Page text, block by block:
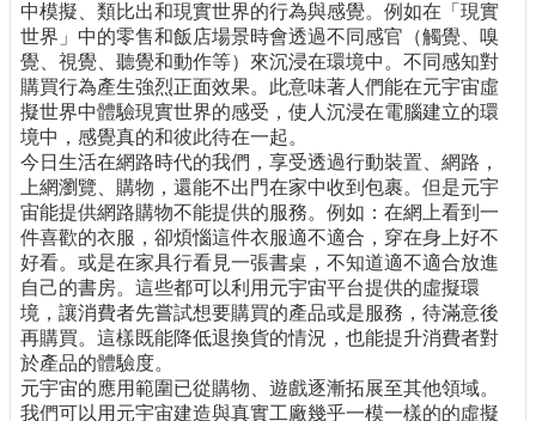
中模擬、類比出和現實世界的行為與感覺。例如在「現實
世界」中的零售和飯店場景時會透過不同感官（觸覺、嗅
覺、視覺、聽覺和動作等）來沉浸在環境中。不同感知對
購買行為產生強烈正面效果。此意味著人們能在元宇宙虛
擬世界中體驗現實世界的感受，使人沉浸在電腦建立的環
境中，感覺真的和彼此待在一起。
今日生活在網路時代的我們，享受透過行動裝置、網路，
上網瀏覽、購物，還能不出門在家中收到包裹。但是元宇
宙能提供網路購物不能提供的服務。例如：在網上看到一
件喜歡的衣服，卻煩惱這件衣服適不適合，穿在身上好不
好看。或是在家具行看見一張書桌，不知道適不適合放進
自己的書房。這些都可以利用元宇宙平台提供的虛擬環
境，讓消費者先嘗試想要購買的產品或是服務，待滿意後
再購買。這樣既能降低退換貨的情況，也能提升消費者對
於產品的體驗度。
元宇宙的應用範圍已從購物、遊戲逐漸拓展至其他領域。
我們可以用元宇宙建造與真實工廠幾乎一模一樣的的虛擬